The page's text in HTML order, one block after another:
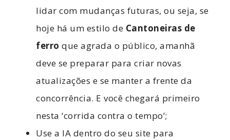
lidar com mudanças futuras, ou seja, se
hoje há um estilo de Cantoneiras de
ferro que agrada o público, amanhã
deve se preparar para criar novas
atualizações e se manter a frente da
concorrência. E você chegará primeiro
nesta ‘corrida contra o tempo’;
Use a IA dentro do seu site para